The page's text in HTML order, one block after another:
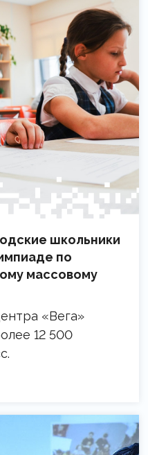
школьники
по
массовому
«Вега»
12 500